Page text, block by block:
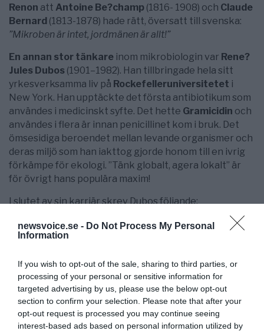
newsvoice.se - Do Not Process My Personal
Information
If you wish to opt-out of the sale, sharing to third parties, or
processing of your personal or sensitive information for
targeted advertising by us, please use the below opt-out
section to confirm your selection. Please note that after your
opt-out request is processed you may continue seeing
interest-based ads based on personal information utilized by
Renon att Antoine Be?champ (1816- 1908) och Claude
Bernard (1813-1878) hade rätt, översatt till svenska:
”Mikroben är intet, jordmänen är allt!”
En annan stor tänkare inom mikrobiologin var Rene?
Jules Dubos (1901–1982). Han tillbringade hela sitt
yrkesverksamma liv på Rockefelleruniversitetet i
New York. Han upptäckte det första antibiotikum som
användes i medicinskt syfte. Det hette Gramicidin och
användes i flera är innan penicillinet kom i bruk. Det
ömsesidiga beroendet mellan levande organismer och
deras miljö som han iakttog gjorde honom till en ivrig
förkämpe för ekologi. ”Tänk globalt, agera lokalt” är
för övrigt hans populära maxim!
I slutet av sin karriär skrev Dubos följande:
”Jag har alltid tyckt att det enda problemet med
den medicinska vetenskapen är att den inte är
läkarvetenskapen kommer inte att bli verkligt
vetenskaplig förrän läkarna och deras patienter har
lärt sig att handskas med de kroppsliga och
själsliga krafter som verkar via mediatrix naturae
(naturens läkande kraft).”